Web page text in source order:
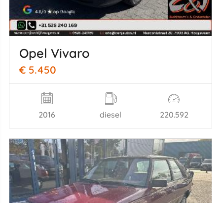
Opel Vivaro
€ 5.450
2016 diesel 220.592